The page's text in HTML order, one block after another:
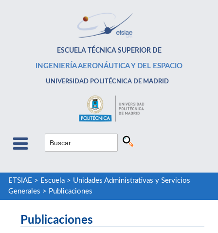
ESCUELA TÉCNICA SUPERIOR DE
INGENIERÍA AERONÁUTICA Y DEL ESPACIO
UNIVERSIDAD POLITÉCNICA DE MADRID
ETSIAE > Escuela> Unidades Administrativas y Servicios
Generales > Publicaciones
Publicaciones